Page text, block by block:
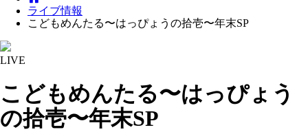
ライブ情報
こどもめんたる〜はっぴょうの拾壱〜年末SP
LIVE
こどもめんたる〜はっぴょう
の拾壱〜年末SP